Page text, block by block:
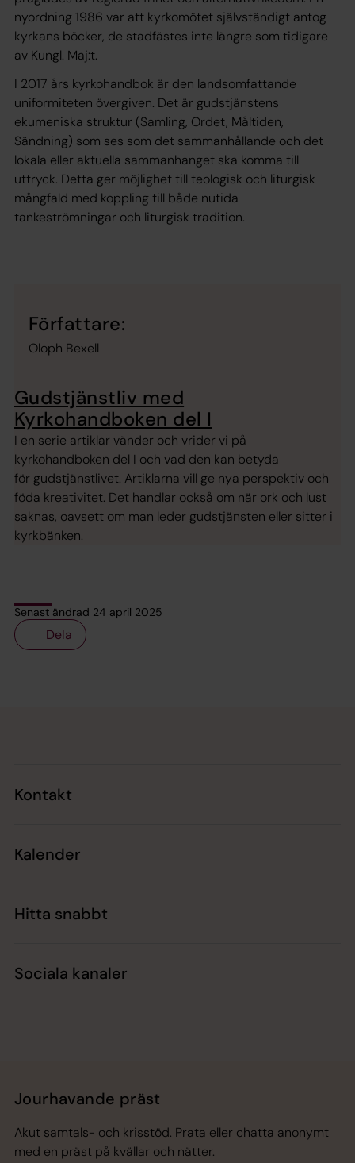
nyordning 1986 var att kyrkomötet självständigt antog
kyrkans böcker, de stadfästes inte längre som tidigare
av Kungl. Maj:t.
I 2017 års kyrkohandbok är den landsomfattande
uniformiteten övergiven. Det är gudstjänstens
ekumeniska struktur (Samling, Ordet, Måltiden,
Sändning) som ses som det sammanhållande och det
lokala eller aktuella sammanhanget ska komma till
uttryck. Detta ger möjlighet till teologisk och liturgisk
mångfald med koppling till både nutida
tankeströmningar och liturgisk tradition.
Författare:
Oloph Bexell
Gudstjänstliv med
Kyrkohandboken del I
I en serie artiklar vänder och vrider vi på
kyrkohandboken del I och vad den kan betyda
för gudstjänstlivet. Artiklarna vill ge nya perspektiv och
föda kreativitet. Det handlar också om när ork och lust
saknas, oavsett om man leder gudstjänsten eller sitter i
kyrkbänken.
Senast ändrad 24 april 2025
Dela
Kontakt
Kalender
Hitta snabbt
Sociala kanaler
Jourhavande präst
Akut samtals- och krisstöd. Prata eller chatta anonymt
med en präst på kvällar och nätter.